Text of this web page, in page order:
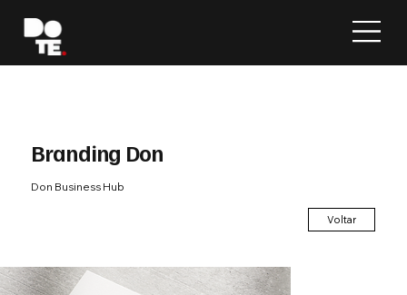
Branding Don
Don Business Hub
Voltar